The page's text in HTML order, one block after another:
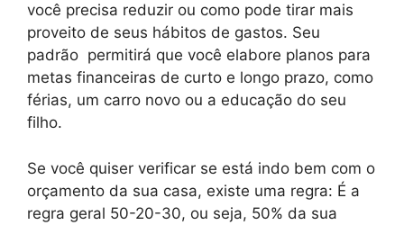
você precisa reduzir ou como pode tirar mais
proveito de seus hábitos de gastos. Seu
padrão permitirá que você elabore planos para
metas financeiras de curto e longo prazo, como
férias, um carro novo ou a educação do seu
filho.
Se você quiser verificar se está indo bem com o
orçamento da sua casa, existe uma regra: É a
regra geral 50-20-30, ou seja, 50% da sua